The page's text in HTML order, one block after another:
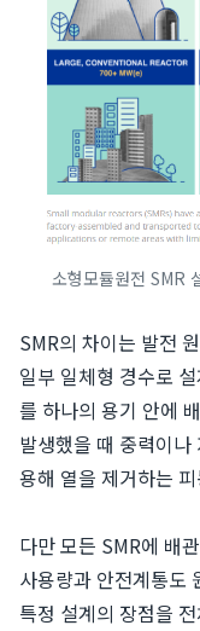
소형모듈원전 SMR
SMR의 차이는 발전
일부 일체형 경수로
를 하나의 용기 안에
발생했을 때 중력이
용해 열을 제거하는
다만 모든 SMR에 배
사용량과 안전계통도
특정 설계의 장점을